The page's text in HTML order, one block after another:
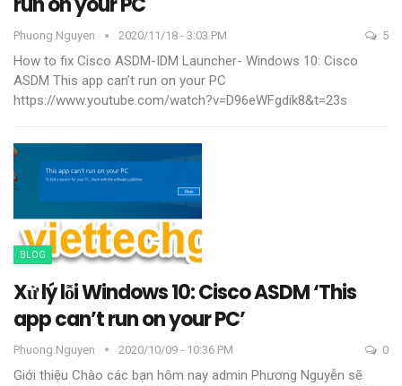
Phuong.nguyen 2020/11/18 - 3:03 PM 5
How to fix Cisco ASDM-IDM Launcher- Windows 10: Cisco
ASDM This app can’t run on your PC
https://www.youtube.com/watch?v=D96eWFgdik8&t=23s
BLOG
Xử lý lỗi Windows 10: Cisco ASDM ‘This
app can’t run on your PC’
Phuong.nguyen 2020/10/09 - 10:36 PM 0
Giới thiệu Chào các bạn hôm nay admin Phương Nguyễn sẽ